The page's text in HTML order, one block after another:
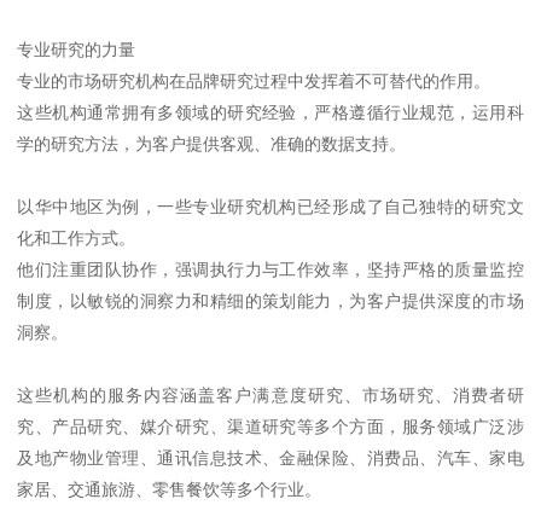
专业研究的力量
专业的市场研究机构在品牌研究过程中发挥着不可替代的作用。
这些机构通常拥有多领域的研究经验，严格遵循行业规范，运用科
学的研究方法，为客户提供客观、准确的数据支持。
以华中地区为例，一些专业研究机构已经形成了自己独特的研究文
化和工作方式。
他们注重团队协作，强调执行力与工作效率，坚持严格的质量监控
制度，以敏锐的洞察力和精细的策划能力，为客户提供深度的市场
洞察。
这些机构的服务内容涵盖客户满意度研究、市场研究、消费者研
究、产品研究、媒介研究、渠道研究等多个方面，服务领域广泛涉
及地产物业管理、通讯信息技术、金融保险、消费品、汽车、家电
家居、交通旅游、零售餐饮等多个行业。